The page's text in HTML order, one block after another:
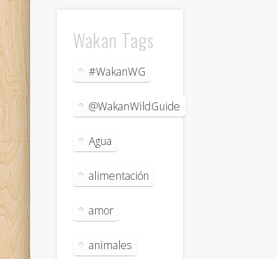
Wakan Tags
#WakanWG
@WakanWildGuide
Agua
alimentación
amor
animales